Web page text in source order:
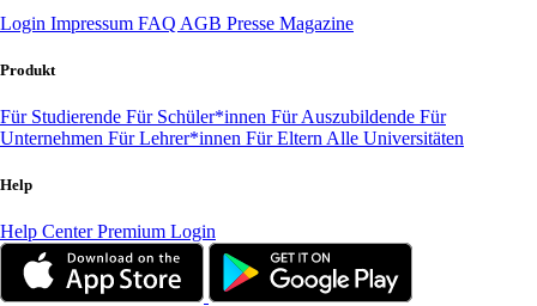
Login Impressum FAQ AGB Presse Magazine
Produkt
Für Studierende Für Schüler*innen Für Auszubildende Für
Unternehmen Für Lehrer*innen Für Eltern Alle Universitäten
Help
Help CenterPremium Login